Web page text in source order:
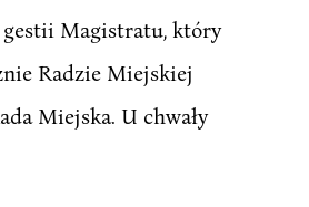
gestii Magistratu, który
Radzie Miejskiej
Miejska. U chwały